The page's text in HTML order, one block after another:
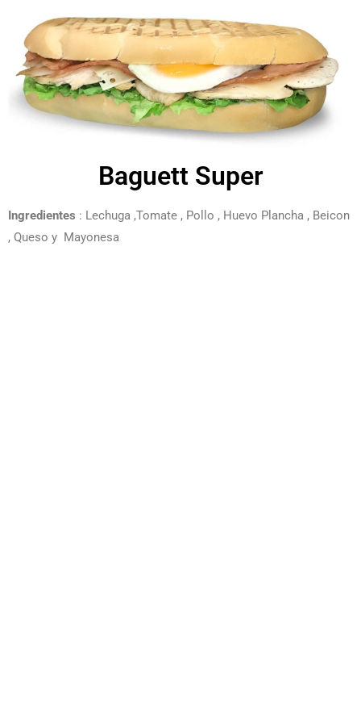
Baguett Super
Ingredientes : Lechuga ,Tomate , Pollo , Huevo Plancha , Beicon
, Queso y Mayonesa